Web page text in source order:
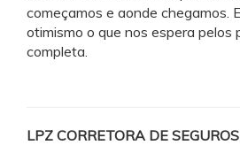
começamos e aonde chegamos.
otimismo o que nos espera pelos
completa.
LPZ CORRETORA DE